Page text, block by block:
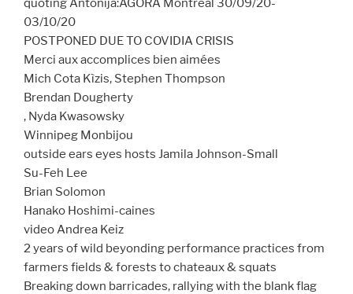
quoting Antonija:AGORA Montréal 30/09/20-
03/10/20
POSTPONED DUE TO COVIDIA CRISIS
Merci aux accomplices bien aimées
Mich Cota Kìzis, Stephen Thompson
Brendan Dougherty
, Nyda Kwasowsky
Winnipeg Monbijou
outside ears eyes hosts Jamila Johnson-Small
Su-Feh Lee
Brian Solomon
Hanako Hoshimi-caines
video Andrea Keiz
2 years of wild beyonding performance practices from
farmers fields & forests to chateaux & squats
Breaking down barricades, rallying with the blank flag